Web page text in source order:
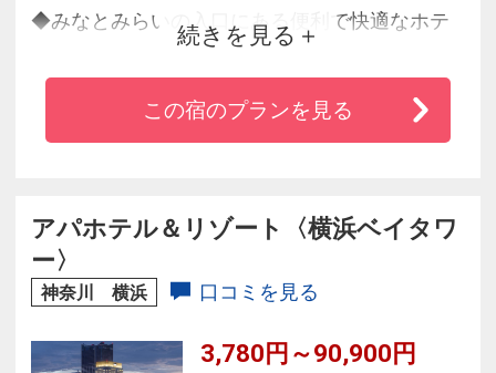
◆みなとみらいの入口にある便利で快適なホテ
◆一部の海側客室からのみなとみらいの夜景も
続きを見る
この宿のプランを見る
アパホテル＆リゾート〈横浜ベイタワ
ー〉
神奈川 横浜 口コミを見る
3,780円～90,900円